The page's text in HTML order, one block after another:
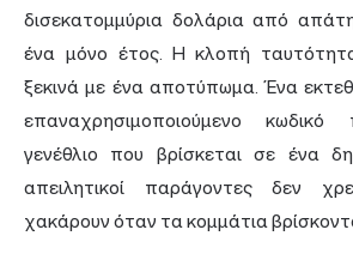
δισεκατομμύρια δολάριααπό
ένα μόνο έτος. Η κλοπή
ξεκινά με ένα αποτύπωμα. Ένα
επαναχρησιμοποιούμενο
γενέθλιο που βρίσκεται σε ένα
απειλητικοί παράγοντες δεν
χακάρουν όταν τα κομμάτια